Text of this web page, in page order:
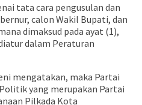
tata cara pengusulan dan
calon Wakil Bupati, dan
dimaksud pada ayat (1),
dalam Peraturan
mengatakan, maka Partai
yang merupakan Partai
Pilkada Kota